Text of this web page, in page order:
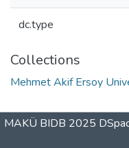
dc.type
Collections
Mehmet Akif Ersoy
MAKÜ BIDB 2025